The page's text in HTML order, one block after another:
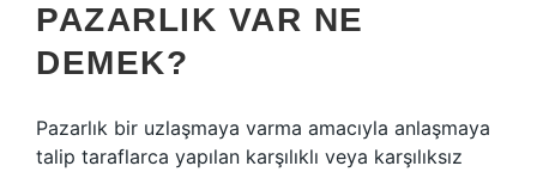
PAZARLIK VAR NE
DEMEK?
Pazarlık bir uzlaşmaya varma amacıyla anlaşmaya
talip taraflarca yapılan karşılıklı veya karşılıksız